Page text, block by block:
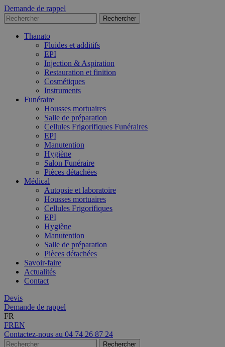
Demande de rappel
Thanato
Fluides et additifs
EPI
Injection & Aspiration
Restauration et finition
Cosmétiques
Instruments
Funéraire
Housses mortuaires
Salle de préparation
Cellules Frigorifiques Funéraires
EPI
Manutention
Hygiène
Salon Funéraire
Pièces détachées
Médical
Autopsie et laboratoire
Housses mortuaires
Cellules Frigorifiques
EPI
Hygiène
Manutention
Salle de préparation
Pièces détachées
Savoir-faire
Actualités
Contact
Devis
Demande de rappel
FR
FREN
Contactez-nous au 04 74 26 87 24